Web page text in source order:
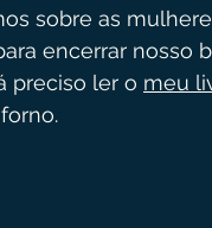
sobre as
encerrar nosso
preciso ler o meu